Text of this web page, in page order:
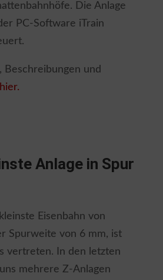
Die Anlage
PC-Software iTrain
und
hier.
Anlage in Spur
Eisenbahn von
Spurweite von 6 mm, ist
vertreten. In den letzten
mehrere Z-Anlagen